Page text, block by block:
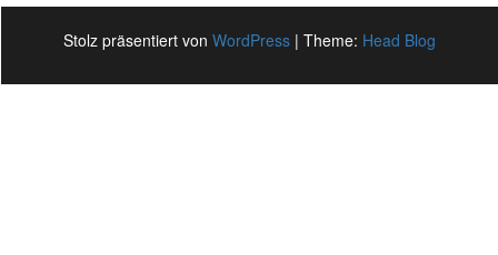
Stolz präsentiert von WordPress | Theme: Head Blog